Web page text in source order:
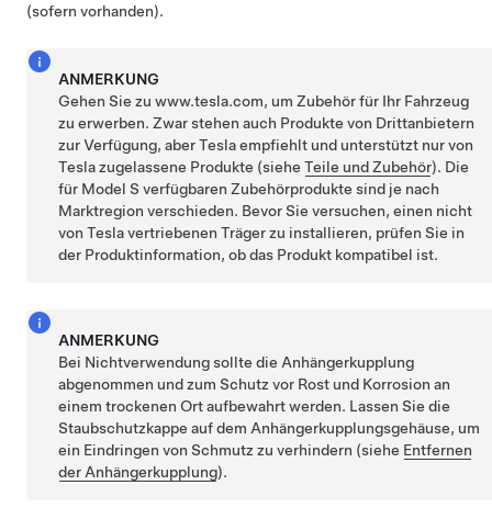
(sofern vorhanden).
ANMERKUNG
Gehen Sie zu www.tesla.com, um Zubehör für Ihr Fahrzeug
zu erwerben. Zwar stehen auch Produkte von Drittanbietern
zur Verfügung, aber Tesla empfiehlt und unterstützt nur von
Tesla zugelassene Produkte (sieheTeile und Zubehör). Die
für Model S verfügbaren Zubehörprodukte sind je nach
Marktregion verschieden. Bevor Sie versuchen, einen nicht
von Tesla vertriebenen Träger zu installieren, prüfen Sie in
der Produktinformation, ob das Produkt kompatibel ist.
ANMERKUNG
Bei Nichtverwendung sollte die Anhängerkupplung
abgenommen und zum Schutz vor Rost und Korrosion an
einem trockenen Ort aufbewahrt werden. Lassen Sie die
Staubschutzkappe auf dem Anhängerkupplungsgehäuse, um
ein Eindringen von Schmutz zu verhindern (siehe Entfernen
der Anhängerkupplung).